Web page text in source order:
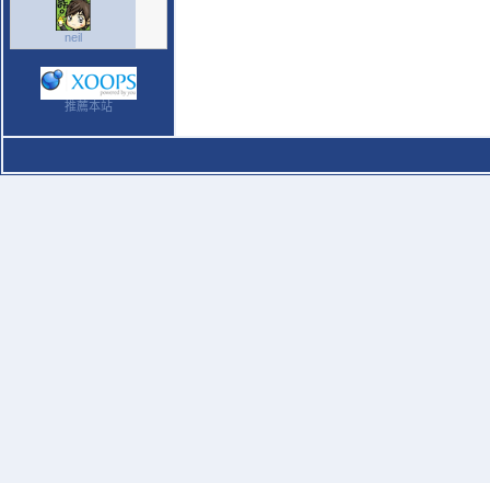
neil
推薦本站